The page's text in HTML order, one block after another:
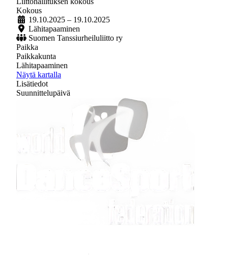
Kokous
19.10.2025 – 19.10.2025
Lähitapaaminen
Suomen Tanssiurheiluliitto ry
Paikka
Paikkakunta
Lähitapaaminen
Näytä kartalla
Lisätiedot
Suunnittelupäivä